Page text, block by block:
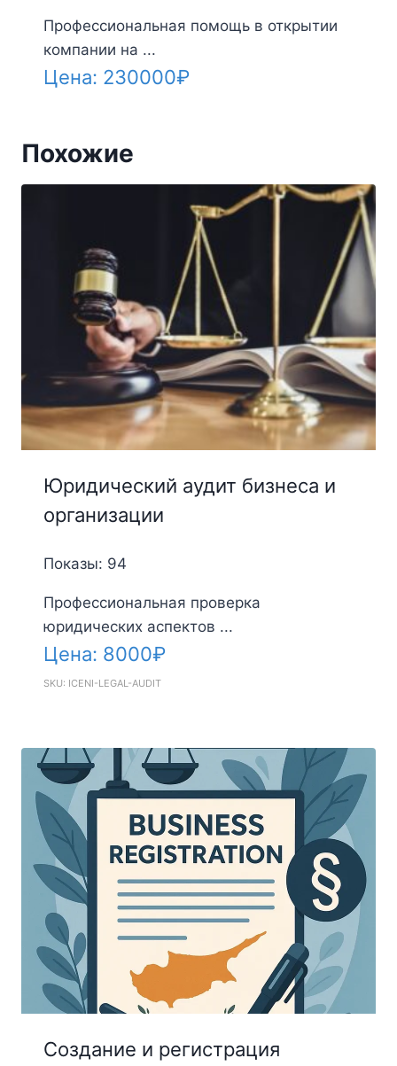
Профессиональная помощь в открытии
компании на ...
Цена: 230000₽
Похожие
Юридический аудит бизнеса и
организации
Показы: 94
Профессиональная проверка
юридических аспектов ...
Цена: 8000₽
SKU: ICENI-LEGAL-AUDIT
Создание и регистрация